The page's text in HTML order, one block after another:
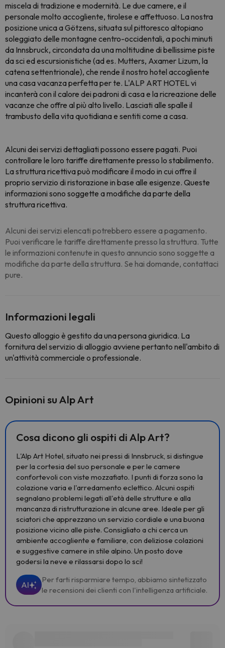
miscela di tradizione e modernità. Le due camere, e il
personale molto accogliente, tirolese e affettuoso. La nostra
posizione unica a Götzens, situata sul pittoresco altopiano
soleggiato delle montagne centro-occidentali, a pochi minuti
da Innsbruck, circondata da una moltitudine di bellissime piste
da sci ed escursionistiche (ad es. Mutters, Axamer Lizum, la
catena settentrionale), che rende il nostro hotel accogliente
una casa vacanza perfetta per te. L'ALP ART HOTEL vi
incanterà con il calore dei padroni di casa e la ricreazione delle
vacanze che offre al più alto livello. Lasciati alle spalle il
trambusto della vita quotidiana e sentiti come a casa.
Alcuni dei servizi dettagliati possono essere pagati. Puoi
controllare le loro tariffe direttamente presso lo stabilimento.
La struttura ricettiva può modificare il modo in cui offre il
proprio servizio di ristorazione in base alle esigenze. Queste
informazioni sono soggette a modifiche da parte della
struttura ricettiva.
Alcuni dei servizi elencati potrebbero essere a pagamento.
Puoi verificare le tariffe direttamente presso la struttura. Tutte
le informazioni contenute in questo annuncio sono soggette a
modifiche da parte della struttura. Se hai domande, contattaci
pure.
Informazioni legali
Questo alloggio è gestito da una persona giuridica. La
fornitura del servizio di alloggio avviene pertanto nell'ambito di
un'attività commerciale o professionale.
Opinioni su Alp Art
Cosa dicono gli ospiti di Alp Art?
L'Alp Art Hotel, situato nei pressi di Innsbruck, si distingue
per la cortesia del suo personale e per le camere
confortevoli con viste mozzafiato. I punti di forza sono la
colazione varia e l'arredamento eclettico. Alcuni ospiti
segnalano problemi legati all'età delle strutture e alla
mancanza di ristrutturazione in alcune aree. Ideale per gli
sciatori che apprezzano un servizio cordiale e una buona
posizione vicino alle piste. Consigliato a chi cerca un
ambiente accogliente e familiare, con deliziose colazioni
e suggestive camere in stile alpino. Un posto dove
godersi la neve e rilassarsi dopo lo sci!
AI
Per farti risparmiare tempo, abbiamo sintetizzato
le recensioni dei clienti con l'intelligenza artificiale.